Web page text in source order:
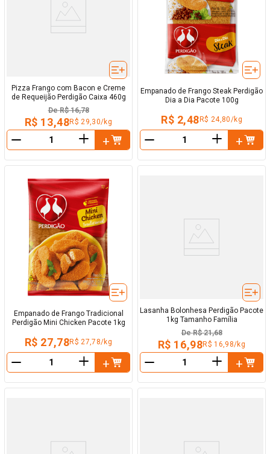
Pizza Frango com Bacon e Creme
de Requeijão Perdigão Caixa 460g
De R$ 16,78
R$ 13,48R$ 29,30/kg
＋
Empanado de Frango Steak Perdigão
Dia a Dia Pacote 100g
R$ 2,48 R$ 24,80/kg
＋
Empanado de Frango Tradicional
Perdigão Mini Chicken Pacote 1kg
R$ 27,78R$ 27,78/kg
＋
Lasanha Bolonhesa Perdigão Pacote
1kg Tamanho Família
De R$ 21,68
R$ 16,98R$ 16,98/kg
＋